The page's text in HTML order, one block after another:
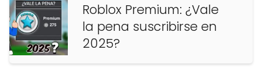
Roblox Premium: ¿Vale
la pena suscribirse en
2025?